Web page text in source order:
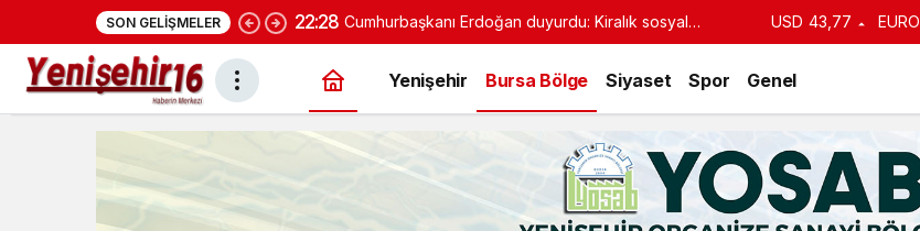
SON GELIŞMELER 22:28 Cumhurbaşkanı Erdoğan duyurdu: Kiralık sosyal USD 43,77 EURO
Yenişehir Bursa Bölge Siyaset Spor Genel